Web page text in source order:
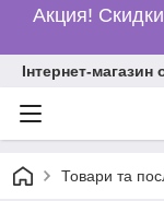
Акция!
Інтернет-магазин
Товари та